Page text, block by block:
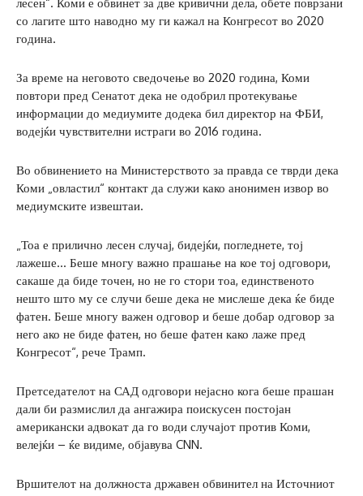
лесен“. Коми е обвинет за две кривични дела, обете поврзани
со лагите што наводно му ги кажал на Конгресот во 2020
година.
За време на неговото сведочење во 2020 година, Коми
повтори пред Сенатот дека не одобрил протекување
информации до медиумите додека бил директор на ФБИ,
водејќи чувствителни истраги во 2016 година.
Во обвинението на Министерството за правда се тврди дека
Коми „овластил“ контакт да служи како анонимен извор во
медиумските извештаи.
„Тоа е прилично лесен случај, бидејќи, погледнете, тој
лажеше… Беше многу важно прашање на кое тој одговори,
сакаше да биде точен, но не го стори тоа, единственото
нешто што му се случи беше дека не мислеше дека ќе биде
фатен. Беше многу важен одговор и беше добар одговор за
него ако не биде фатен, но беше фатен како лаже пред
Конгресот“, рече Трамп.
Претседателот на САД одговори нејасно кога беше прашан
дали би размислил да ангажира поискусен постојан
американски адвокат да го води случајот против Коми,
велејќи – ќе видиме, објавува CNN.
Вршителот на должноста државен обвинител на Источниот